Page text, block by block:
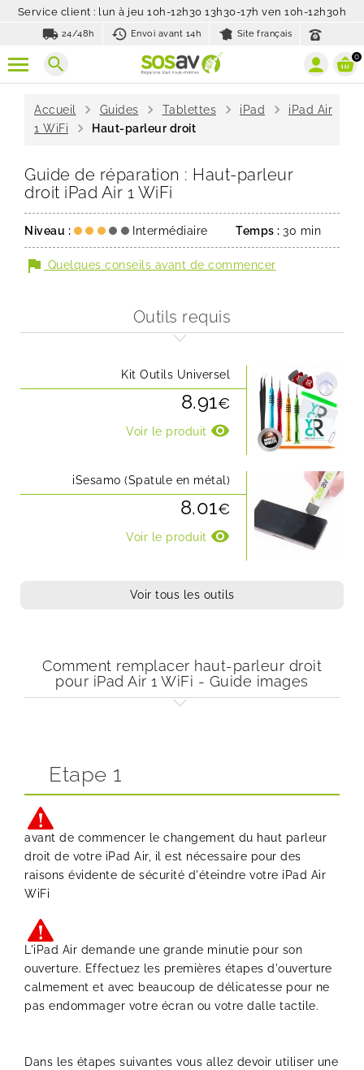
Service client : lun à jeu 10h-12h30 13h30-17h ven 10h-12h30h
local_shipping 24/48h history_toggle_off
Envoi avant 14h Site français
search 0
Accueil chevron_right Guides chevron_right Tablettes chevron_right iPad chevron_right
iPad Air
1 WiFi
chevron_right Haut-parleur droit
Guide de réparation : Haut-parleur
droit iPad Air 1 WiFi
Niveau : Intermédiaire Temps : 30 min
flag Quelques conseils avant de commencer
Outils requis
Kit Outils Universel
8.91€
Voir le produit visibility
iSesamo (Spatule en métal)
8.01€
Voir le produit visibility
Voir tous les outils
Comment remplacer haut-parleur droit
pour iPad Air 1 WiFi - Guide images
Etape 1
avant de commencer le changement du haut parleur
droit de votre iPad Air, il est nécessaire pour des
raisons évidente de sécurité d'éteindre votre iPad Air
WiFi
L'iPad Air demande une grande minutie pour son
ouverture. Effectuez les premières étapes d'ouverture
calmement et avec beaucoup de délicatesse pour ne
pas endommager votre écran ou votre dalle tactile.
Dans les étapes suivantes vous allez devoir utiliser une